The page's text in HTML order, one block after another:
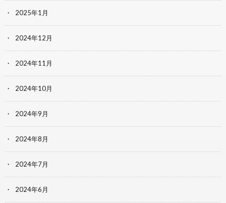
2025年1月
2024年12月
2024年11月
2024年10月
2024年9月
2024年8月
2024年7月
2024年6月